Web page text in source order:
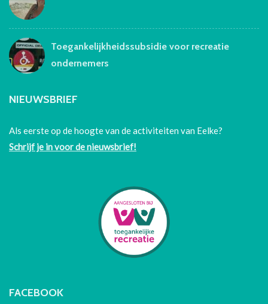
Toegankelijkheidssubsidie voor recreatie
ondernemers
NIEUWSBRIEF
Als eerste op de hoogte van de activiteiten van Eelke?
Schrijf je in voor de nieuwsbrief!
FACEBOOK